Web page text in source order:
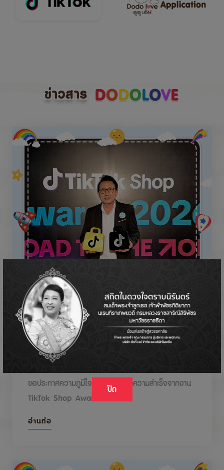
ปิด
ข่าวสาร
DODOLOVE รับรางวัลในงาน TikTok Shop
Awards 2026
ขอประกาศความภูมิใจกับรางวัลแห่งความสำเร็จจากงาน
TikTok Shop Awards 2026
อ่านต่อ